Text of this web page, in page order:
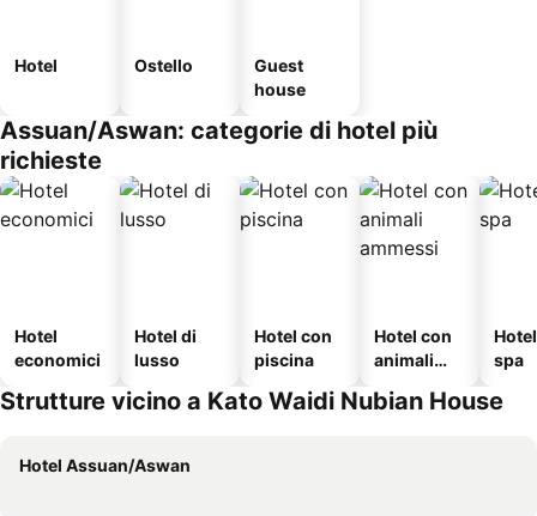
Hotel Ostello
Guest
house
Assuan/Aswan: categorie di hotel più
richieste
Hotel
economici
Hotel di
lusso
Hotel con
piscina
Hotel con
animali
spa
Strutture vicino a Kato Waidi Nubian House
Hotel Assuan/Aswan